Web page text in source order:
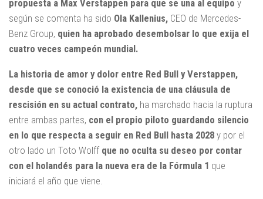
propuesta a Max Verstappen para que se una al equipo y
según se comenta ha sido Ola Kallenius, CEO de Mercedes-
Benz Group, quien ha aprobado desembolsar lo que exija el
cuatro veces campeón mundial.
La historia de amor y dolor entre Red Bull y Verstappen,
desde que se conoció la existencia de una cláusula de
rescisión en su actual contrato, ha marchado hacia la ruptura
entre ambas partes, con el propio piloto guardando silencio
en lo que respecta a seguir en Red Bull hasta 2028 y por el
otro lado un Toto Wolff que no oculta su deseo por contar
con el holandés para la nueva era de la Fórmula 1 que
iniciará el año que viene.